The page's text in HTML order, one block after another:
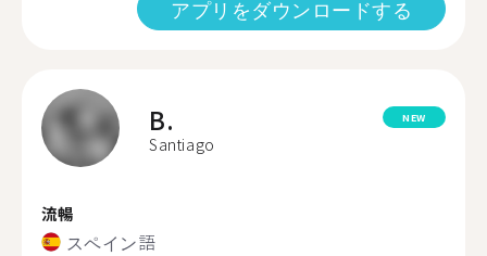
アプリをダウンロードする
B.
Santiago
NEW
流暢
スペイン語